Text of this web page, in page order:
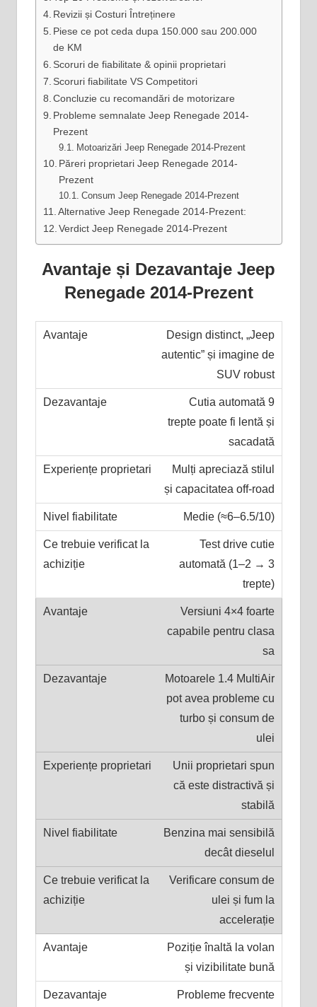
Revizii și Costuri Întreținere
Piese ce pot ceda dupa 150.000 sau 200.000
de KM
Scoruri de fiabilitate & opinii proprietari
Scoruri fiabilitate VS Competitori
Concluzie cu recomandări de motorizare
Probleme semnalate Jeep Renegade 2014-
Prezent
Motoarizări Jeep Renegade 2014-Prezent
Păreri proprietari Jeep Renegade 2014-
Prezent
Consum Jeep Renegade 2014-Prezent
Alternative Jeep Renegade 2014-Prezent:
Verdict Jeep Renegade 2014-Prezent
Avantaje și Dezavantaje Jeep
Renegade 2014-Prezent
Design distinct, „Jeep
autentic” și imagine de
SUV robust
Cutia automată 9
trepte poate fi lentă și
sacadată
Mulți apreciază stilul
și capacitatea off-road
Medie (≈6–6.5/10)
Test drive cutie
automată (1–2 → 3
trepte)
Versiuni 4×4 foarte
capabile pentru clasa
sa
Motoarele 1.4 MultiAir
pot avea probleme cu
turbo și consum de
ulei
Unii proprietari spun
că este distractivă și
stabilă
Benzina mai sensibilă
decât dieselul
Verificare consum de
ulei și fum la
accelerație
Poziție înaltă la volan
și vizibilitate bună
Probleme frecvente